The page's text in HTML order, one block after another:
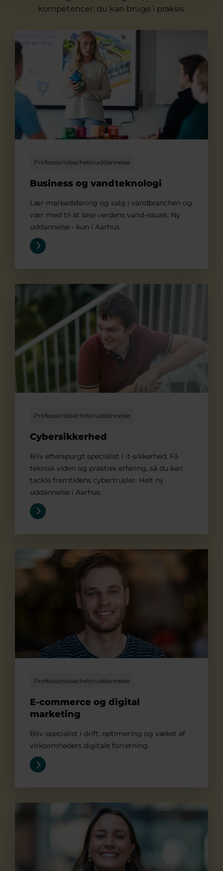
kompetencer, du kan bruge i praksis.
Professionsbacheloruddannelse
Business og vandteknologi
Lær markedsføring og salg i vandbranchen og
vær med til at løse verdens vand-issues. Ny
uddannelse - kun i Aarhus.
Business og vandteknologi
Professionsbacheloruddannelse
Cybersikkerhed
Bliv efterspurgt specialist i it-sikkerhed. Få
teknisk viden og praktisk erfaring, så du kan
tackle fremtidens cybertrusler. Helt ny
uddannelse i Aarhus.
Professionsbacheloruddannelse
E-commerce og digital
marketing
Bliv specialist i drift, optimering og vækst af
virksomheders digitale forretning.
E-commerce og digital marketing